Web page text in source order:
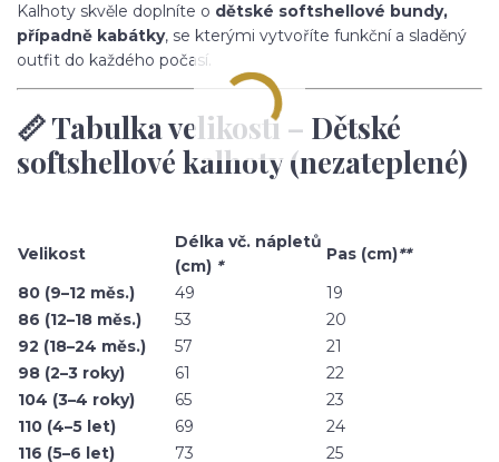
Kalhoty skvěle doplníte o dětské softshellové bundy,
případně kabátky, se kterými vytvoříte funkční a sladěný
outfit do každého počasí.
📏 Tabulka velikostí – Dětské
softshellové kalhoty (nezateplené)
Velikost
Délka vč. nápletů
(cm) *
Pas (cm)**
80 (9–12 měs.)
49
19
86 (12–18 měs.)
53
20
92 (18–24 měs.)
57
21
98 (2–3 roky)
61
22
104 (3–4 roky)
65
23
110 (4–5 let)
69
24
116 (5–6 let)
73
25